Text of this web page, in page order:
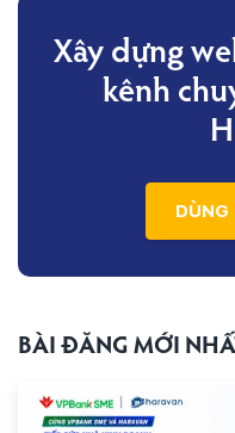
Xây dựng
kênh
DÙNG
BÀI ĐĂNG MỚI